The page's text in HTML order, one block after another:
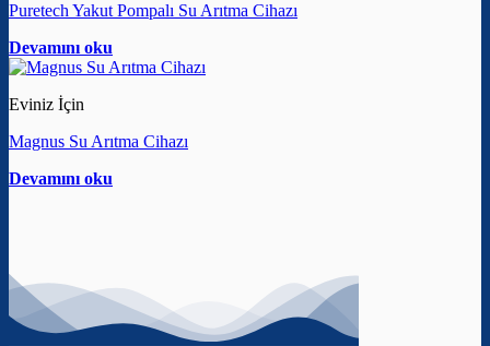
Puretech Yakut Pompalı Su Arıtma Cihazı
Devamını oku
Eviniz İçin
Magnus Su Arıtma Cihazı
Devamını oku